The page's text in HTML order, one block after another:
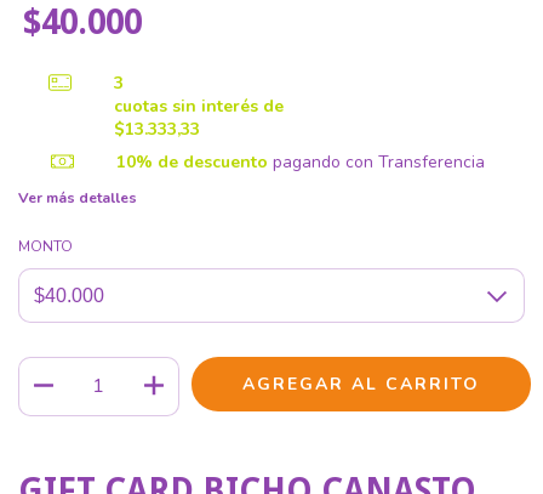
$40.000
3
cuotas sin interés de
$13.333,33
10% de descuento pagando con Transferencia
Ver más detalles
MONTO